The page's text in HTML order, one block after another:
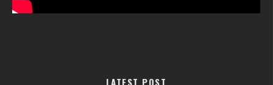
LATEST POST